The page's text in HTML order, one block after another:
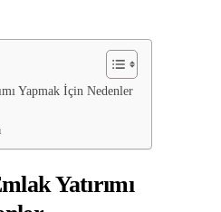
Yapmak İçin Nedenler
Yatırımı